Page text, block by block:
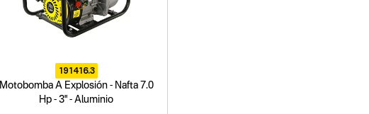
191416.3
Motobomba A Explosión - Nafta 7.0
Hp - 3" - Aluminio